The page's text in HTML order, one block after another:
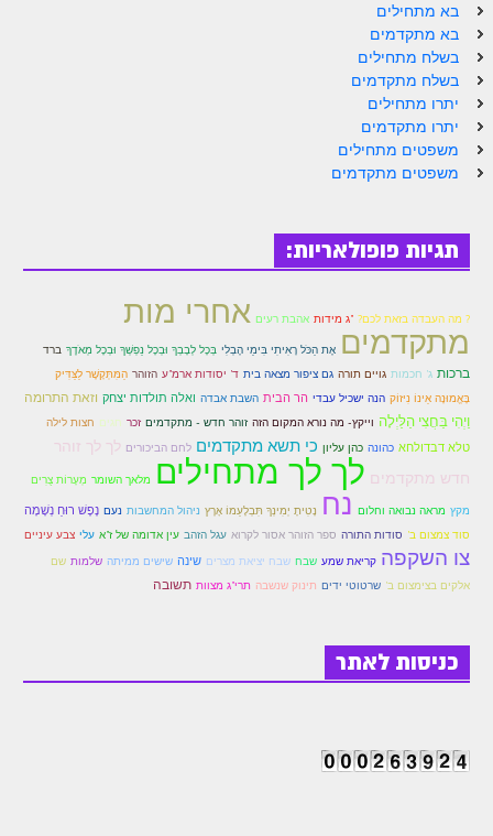
לדף היומי בתע"ס
הזמן סט זוהר
הזמן סט זוהר
ספרים להורדה
מנוע חיפוש בכתבי בעל הסולם
בא מתחילים
בא מתקדמים
בשלח מתחילים
בשלח מתקדמים
יתרו מתחילים
יתרו מתקדמים
משפטים מתחילים
משפטים מתקדמים
תגיות פופולאריות:
? מה העבדה בזאת לכם? "ג מידות אהבת רעים אחרי מות
מתקדמים אֶת הַכֹּל רָאִיתִי בִּימֵי הֶבְלִי בְּכָל לְבָבְךָ וּבְכָל נַפְשְׁךָ וּבְכָל מְאֹדֶךָ ברד
ברכות ג' חכמות גויים תורה גם ציפור מצאה בית ד' יסודות ארמ"ע הזוהר הַמִּתְּקָשֶׁר לַצַּדִּיק
בָּאֱמוּנָה אֵינוֹ נִיזוֹק הנה ישכיל עבדי הר הבית השבת אבדה ואלה תולדות יצחק וזאת התרומה
וַיְהִי בַּחֲצִי הַלַּיְלָה וייקץ- מה נורא המקום הזה זוהר חדש - מתקדמים זכר חגים חצות לילה
טלא דבדולחא כהונה כהן עליון כי תשא מתקדמים לחם הביכורים לך לך זוהר
חדש מתקדמים לך לך מתחילים מלאך השומר מְעָרוֹת צֻרִים
מקץ מראה נבואה וחלום נח נָטִיתָ יְמִינְךָ תִּבְלָעֵמוֹ אָרֶץ ניהול המחשבות נעם נֶפֶשׁ רוּחַ נְשָׁמָה
סוד צמצום ב' סודות התורה ספר הזוהר אסור לקרוא עגל הזהב עין אדומה של ז"א עלי צבע עיניים
צו השקפה קריאת שמע שבח שבח יציאת מצרים שינה שישים ממיתה שלמות שם
אלקים בצימצום ב' שרטוטי ידים תינוק שנשבה תרי"ג מצוות תשובה
כניסות לאתר